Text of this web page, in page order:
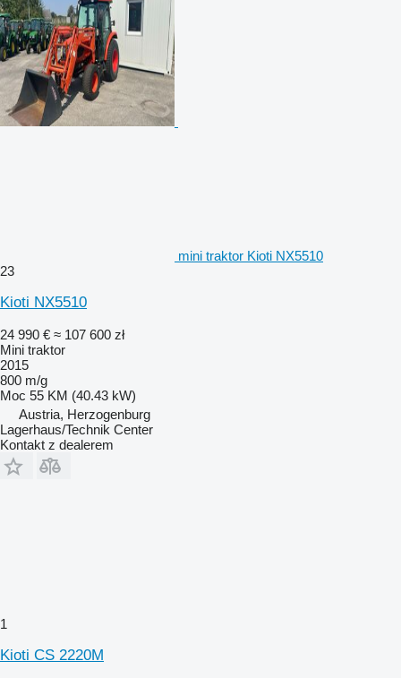
mini traktor Kioti NX5510
23
Kioti NX5510
24 990 € ≈ 107 600 zł
Mini traktor
2015
800 m/g
Moc 55 KM (40.43 kW)
Austria, Herzogenburg
Lagerhaus/Technik Center
Kontakt z dealerem
1
Kioti CS 2220M